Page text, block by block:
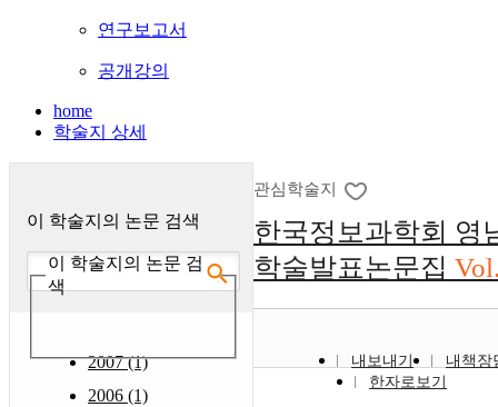
연구보고서
공개강의
home
학술지 상세
이 학술지의 논문 검색
이 학술지의 논문 검
색
2007 (1)
2006 (1)
관심학술지
한국정보과학회 영
학술발표논문집
내보내기
내책장
한자로보기